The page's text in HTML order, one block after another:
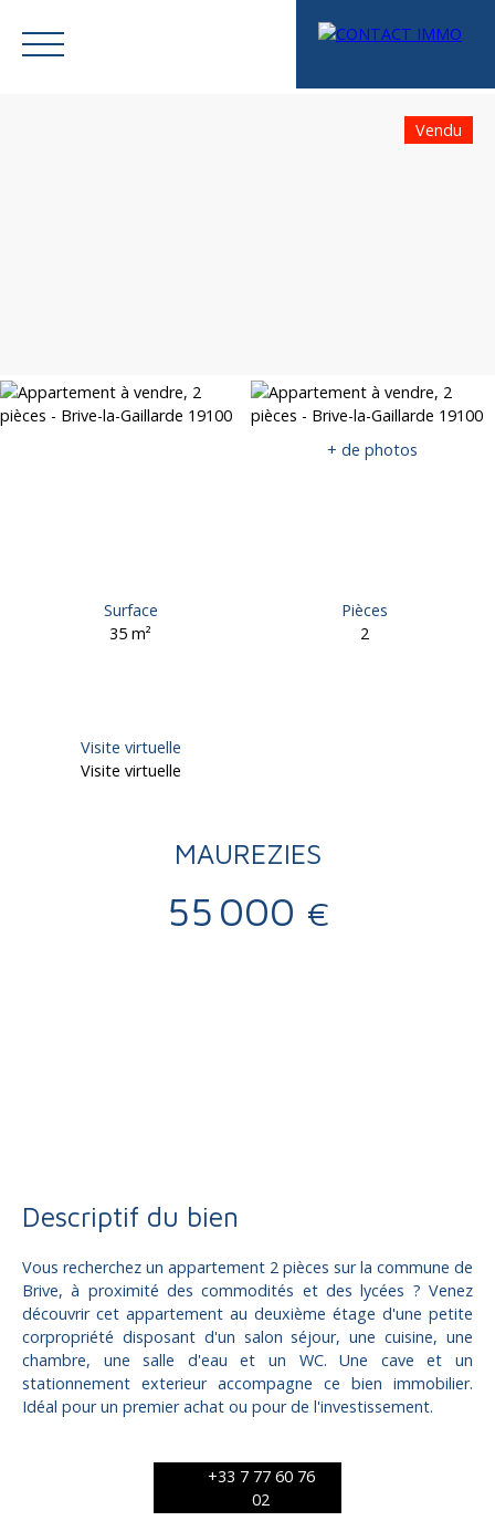
Mes favoris Espace vendeur Estimation
Vendu
+ de photos
Surface
35m²
Pièces
2
Visite virtuelle
Visite virtuelle
MAUREZIES
55 000 €
Descriptif du bien
Vous recherchez un appartement 2 pièces sur la commune de
Brive, à proximité des commodités et des lycées ? Venez
découvrir cet appartement au deuxième étage d'une petite
corpropriété disposant d'un salon séjour, une cuisine, une
chambre, une salle d'eau et un WC. Une cave et un
stationnement exterieur accompagne ce bien immobilier.
Idéal pour un premier achat ou pour de l'investissement.
+33 7 77 60 76
02